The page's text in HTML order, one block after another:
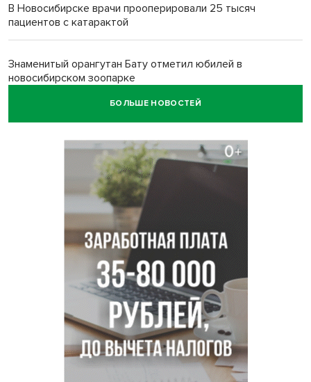
В Новосибирске врачи прооперировали 25 тысяч
пациентов с катарактой
Знаменитый орангутан Бату отметил юбилей в
новосибирском зоопарке
БОЛЬШЕ НОВОСТЕЙ